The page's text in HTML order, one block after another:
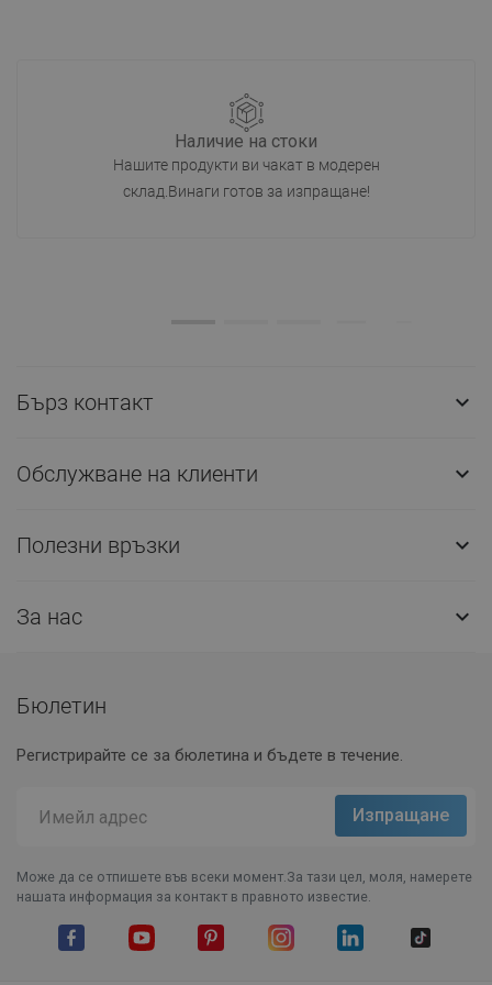
Наличие на стоки
Нашите продукти ви чакат в модерен
склад.Винаги готов за изпращане!
Бърз контакт 
Обслужване на клиенти 
Полезни връзки 
За нас 
Бюлетин
Регистрирайте се за бюлетина и бъдете в течение.
Може да се отпишете във всеки момент.За тази цел, моля, намерете
нашата информация за контакт в правното известие.